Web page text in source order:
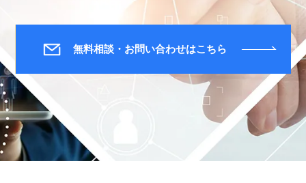
無料相談・お問い合わせはこちら